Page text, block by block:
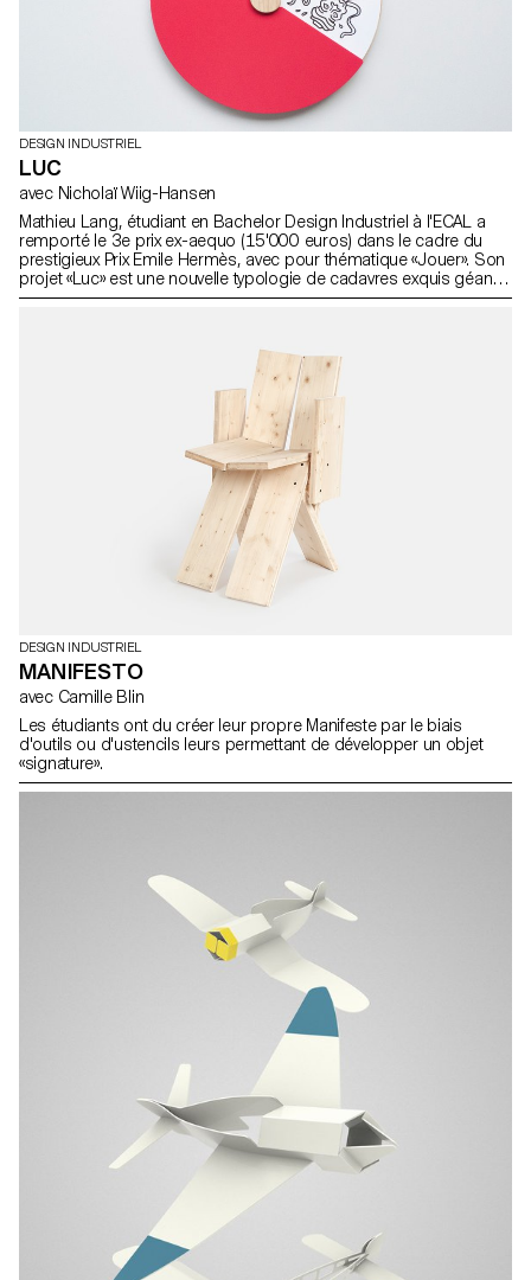
DESIGN INDUSTRIEL
LUC
avec Nicholaï Wiig-Hansen
Mathieu Lang, étudiant en Bachelor Design Industriel à l'ECAL a
remporté le 3e prix ex-aequo (15'000 euros) dans le cadre du
prestigieux Prix Emile Hermès, avec pour thématique «Jouer». Son
projet «Luc» est une nouvelle typologie de cadavres exquis géants.
Projet réalisé dans le cadre du Prix Emile Hermès avec le soutien
DESIGN INDUSTRIEL
MANIFESTO
avec Camille Blin
Les étudiants ont du créer leur propre Manifeste par le biais
d'outils ou d'ustencils leurs permettant de développer un objet
«signature».